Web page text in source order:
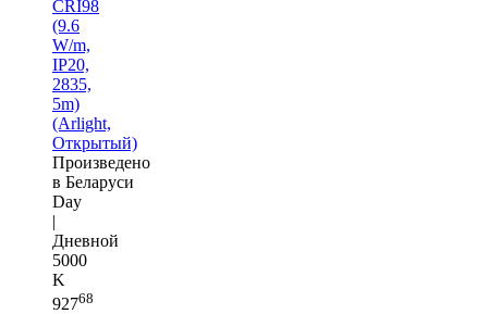
CRI98
(9.6
W/m,
IP20,
2835,
5m)
(Arlight,
Открытый)
Произведено
в Беларуси
Day
|
Дневной
5000
K
92768